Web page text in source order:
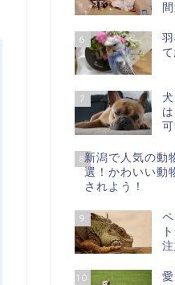
6
7
8新潟で人気の動
選！かわいい動
されよう！
9
10